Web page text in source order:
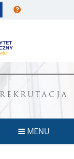
REKRUTACJA
MENU